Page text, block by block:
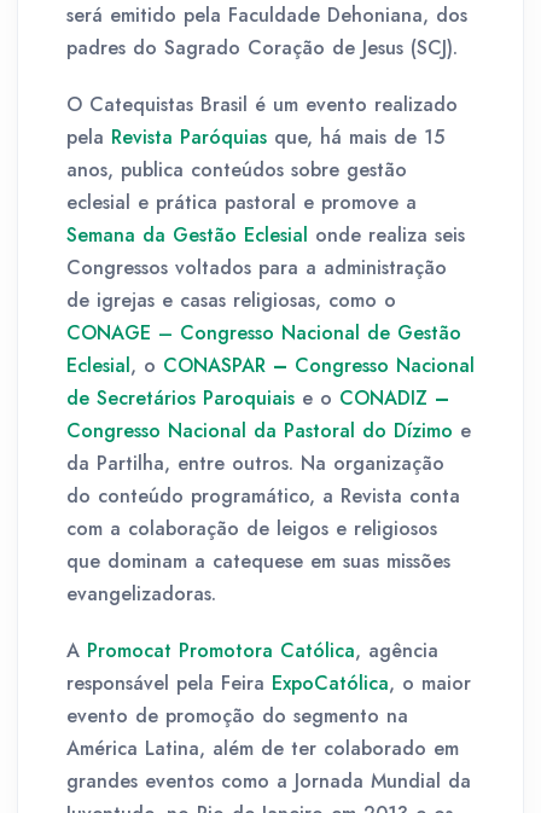
será emitido pela Faculdade Dehoniana, dos
padres do Sagrado Coração de Jesus (SCJ).
O Catequistas Brasil é um evento realizado
pela Revista Paróquias que, há mais de 15
anos, publica conteúdos sobre gestão
eclesial e prática pastoral e promove a
Semana da Gestão Eclesial onde realiza seis
Congressos voltados para a administração
de igrejas e casas religiosas, como o
CONAGE – Congresso Nacional de Gestão
Eclesial, o CONASPAR – Congresso Nacional
de Secretários Paroquiais e o CONADIZ –
Congresso Nacional da Pastoral do Dízimo e
da Partilha, entre outros. Na organização
do conteúdo programático, a Revista conta
com a colaboração de leigos e religiosos
que dominam a catequese em suas missões
evangelizadoras.
A Promocat Promotora Católica, agência
responsável pela Feira ExpoCatólica, o maior
evento de promoção do segmento na
América Latina, além de ter colaborado em
grandes eventos como a Jornada Mundial da